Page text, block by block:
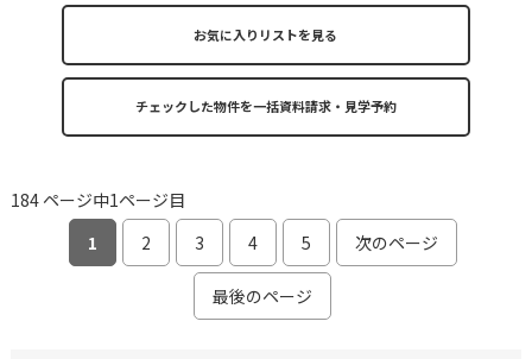
お気に入りリストを見る
184 ページ中1ページ目
1
2 3 4 5 次のページ
最後のページ